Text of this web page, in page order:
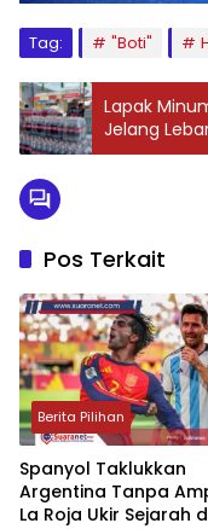
Tag: "Boti"
Lapak
Jelang
Pos Terkait
Berita Pilihan
‎Spanyol Taklukkan
Argentina Tanpa
La Roja Ukir Sejarah